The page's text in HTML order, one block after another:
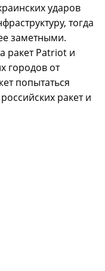
ударов
тогда
заметными.
ракет Patriot и
городов от
попытаться
ракет и